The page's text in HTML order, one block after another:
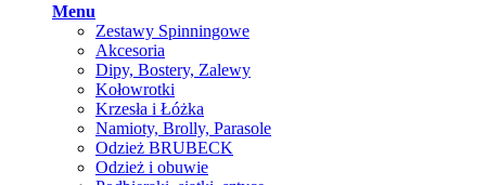
Menu
Zestawy Spinningowe
Akcesoria
Dipy, Bostery, Zalewy
Kołowrotki
Krzesła i Łóżka
Namioty, Brolly, Parasole
Odzież BRUBECK
Odzież i obuwie